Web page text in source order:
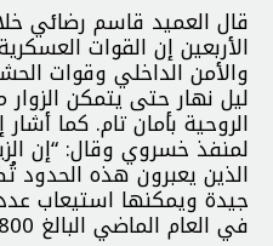
قال العميد قاسم رضائي
الأربعين إن القوات
والأمن الداخلي وقوات
ليل نهار حتى يتمكن
الروحية بأمان تام. كما أشار
لمنفذ خسروي وقال: “إن
الذين يعبرون هذه الحدود
جيدة ويمكنها استيعاب عدد
في العام الماضي البالغ 800 ألف”.